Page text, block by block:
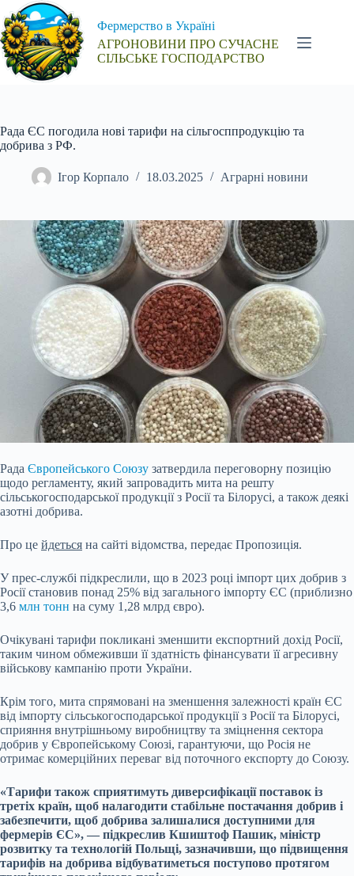
Перейти
до
вмісту
Фермерство в Україні
АГРОНОВИНИ ПРО СУЧАСНЕ
СІЛЬСЬКЕ ГОСПОДАРСТВО
Рада ЄС погодила нові тарифи на сільгосппродукцію та
добрива з РФ.
Ігор Корпало 18.03.2025 Аграрні новини
Рада Європейського Союзу затвердила переговорну позицію
щодо регламенту, який запровадить мита на решту
сільськогосподарської продукції з Росії та Білорусі, а також деякі
азотні добрива.
Про це йдеться на сайті відомства, передає Пропозиція.
У прес-службі підкреслили, що в 2023 році імпорт цих добрив з
Росії становив понад 25% від загального імпорту ЄС (приблизно
3,6 млн тонн на суму 1,28 млрд євро).
Очікувані тарифи покликані зменшити експортний дохід Росії,
таким чином обмеживши її здатність фінансувати її агресивну
військову кампанію проти України.
Крім того, мита спрямовані на зменшення залежності країн ЄС
від імпорту сільськогосподарської продукції з Росії та Білорусі,
сприяння внутрішньому виробництву та зміцнення сектора
добрив у Європейському Союзі, гарантуючи, що Росія не
отримає комерційних переваг від поточного експорту до Союзу.
«Тарифи також сприятимуть диверсифікації поставок із
третіх країн, щоб налагодити стабільне постачання добрив і
забезпечити, щоб добрива залишалися доступними для
фермерів ЄС», — підкреслив Кшиштоф Пашик, міністр
розвитку та технологій Польщі, зазначивши, що підвищення
тарифів на добрива відбуватиметься поступово протягом